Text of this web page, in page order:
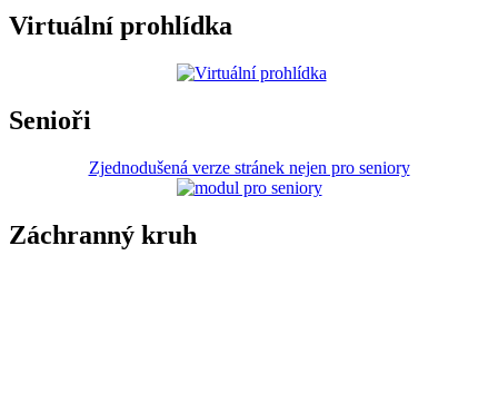
Virtuální prohlídka
Senioři
Zjednodušená verze stránek nejen pro seniory
Záchranný kruh